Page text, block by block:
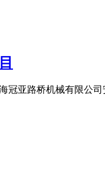
亚路桥机械有限公